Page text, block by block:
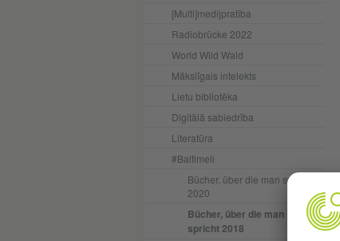
[Multi]medijpratība
Radiobrücke 2022
World Wild Wald
Mākslīgais intelekts
Lietu bibliotēka
Digitālā sabiedrība
Literatūra
#Baltimeli
Bücher, über die man spricht
2020
Bücher, über die man
spricht 2018